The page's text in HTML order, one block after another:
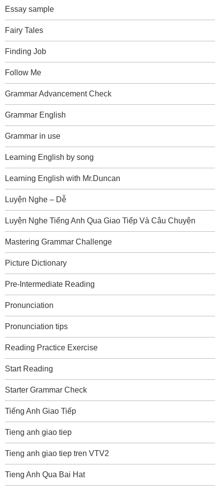
Essay sample
Fairy Tales
Finding Job
Follow Me
Grammar Advancement Check
Grammar English
Grammar in use
Learning English by song
Learning English with Mr.Duncan
Luyện Nghe – Dễ
Luyện Nghe Tiếng Anh Qua Giao Tiếp Và Câu Chuyện
Mastering Grammar Challenge
Picture Dictionary
Pre-Intermediate Reading
Pronunciation
Pronunciation tips
Reading Practice Exercise
Start Reading
Starter Grammar Check
Tiếng Anh Giao Tiếp
Tieng anh giao tiep
Tieng anh giao tiep tren VTV2
Tieng Anh Qua Bai Hat